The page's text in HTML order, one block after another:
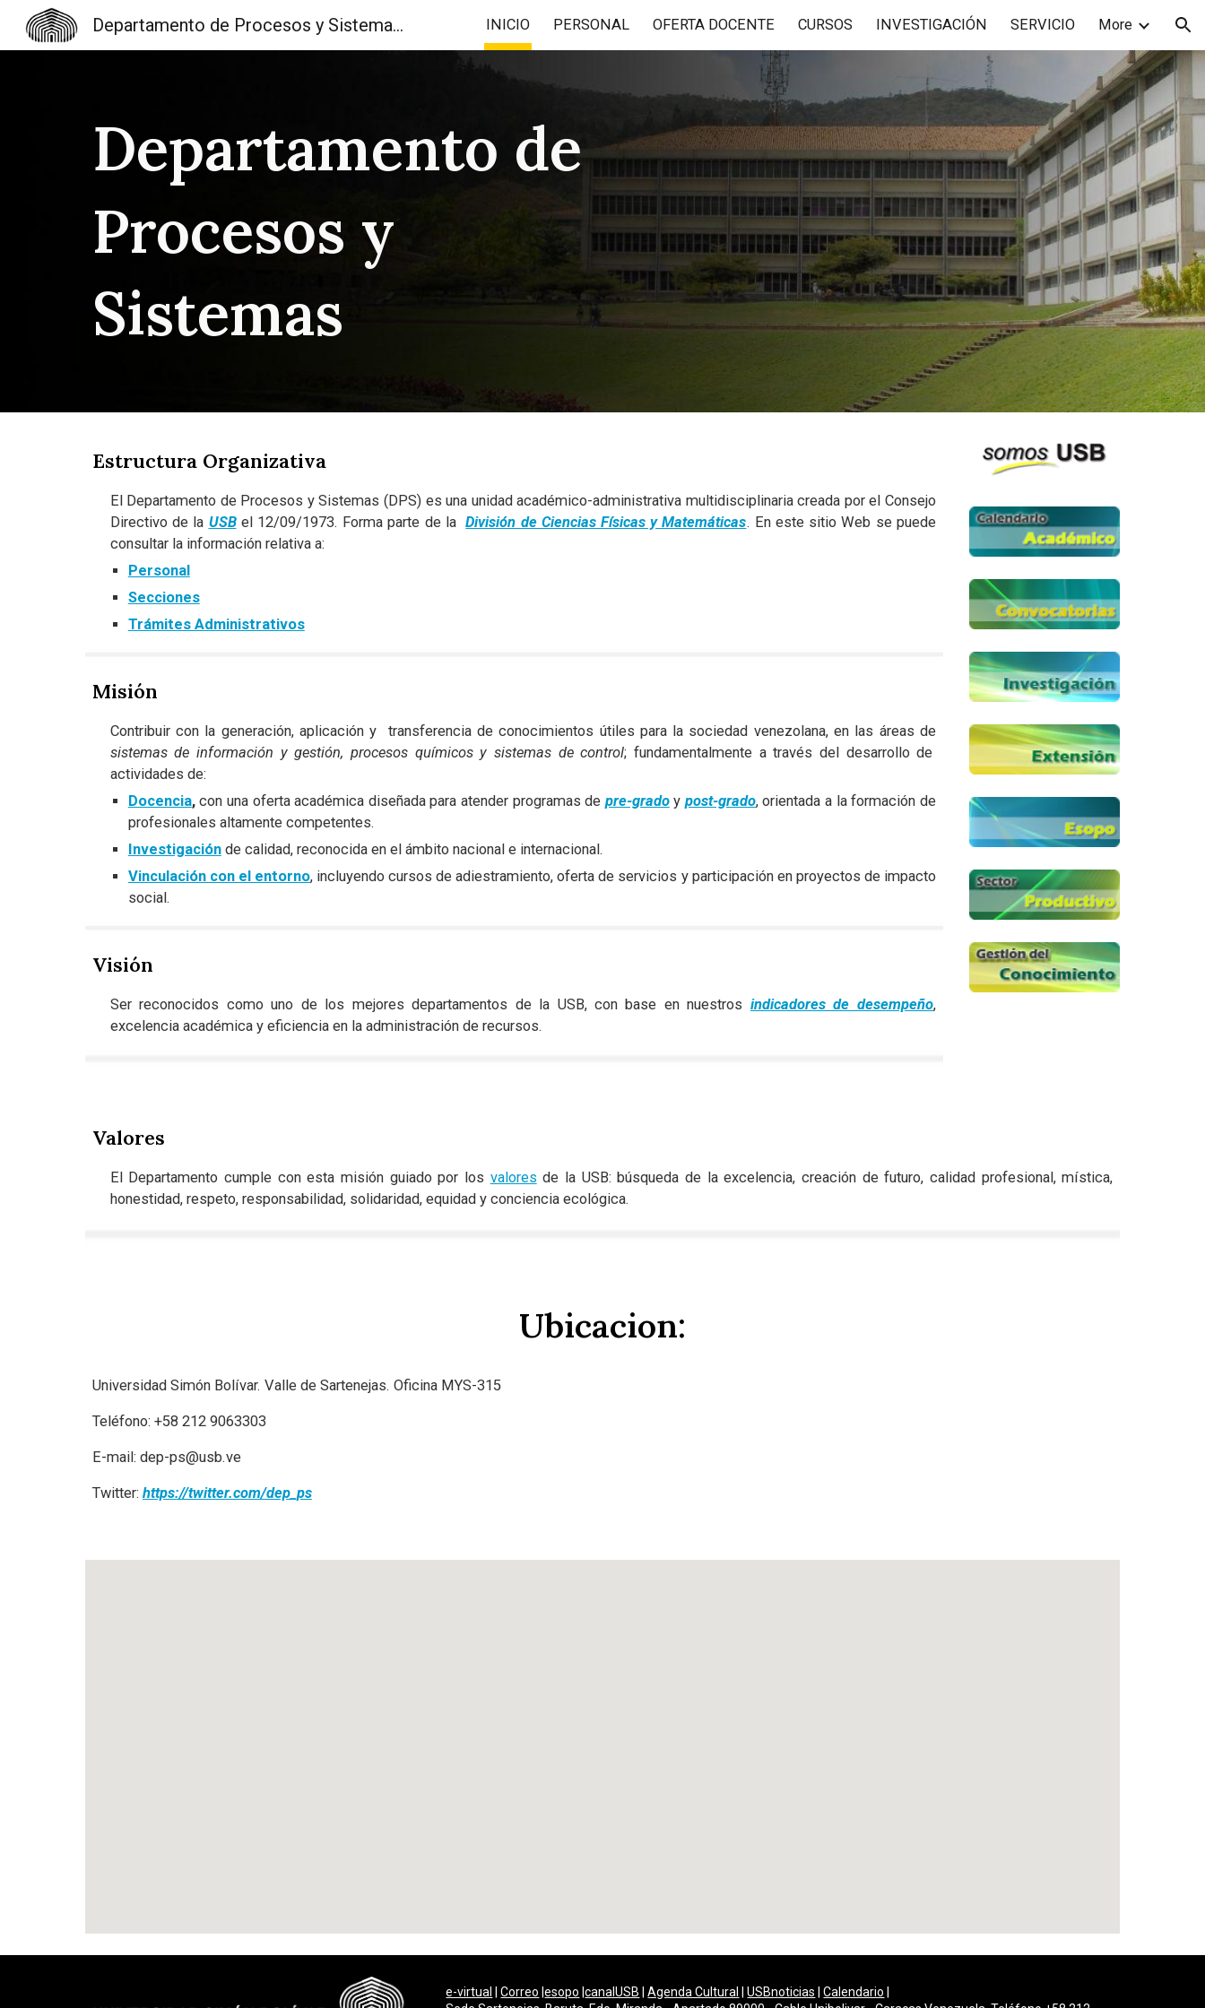
Skip to main content Skip to navigation
Departamento de Procesos y Sistemas (DPS) INICIO PERSONAL OFERTA DOCENTE CURSOS INVESTIGACIÓN SERVICIO More
Departamento de
Procesos y
Sistemas
Estructura Organizativa
El Departamento de Procesos y Sistemas (DPS) es una unidad académico-administrativa multidisciplinaria creada por el Consejo
Directivo de la USBel 12/09/1973. Forma parte de laDivisión de Ciencias Físicas y Matemáticas. En este sitio Web se puede
consultar la información relativa a:
Personal
Secciones
Trámites Administrativos
Misión
Contribuir con la generación, aplicación y transferencia de conocimientos útiles para la sociedad venezolana, en las áreas de
sistemas de información y gestión, procesos químicos y sistemas de control; fundamentalmente a través del desarrollo de
actividades de:
Docencia,con una oferta académica diseñada para atender programas de pre-gradoy post-grado, orientada a la formación de
profesionales altamente competentes.
Investigaciónde calidad, reconocida en el ámbito nacional e internacional.
Vinculación con el entorno, incluyendo cursos de adiestramiento, oferta de servicios y participación en proyectos de impacto
social.
Visión
Ser reconocidos como uno de los mejores departamentos de la USB, con base en nuestros indicadores de desempeño,
excelencia académica y eficiencia en la administración de recursos.
Valores
El Departamento cumple con esta misión guiado por los valores de la USB: búsqueda de la excelencia, creación de futuro, calidad profesional, mística,
honestidad, respeto, responsabilidad, solidaridad, equidad y conciencia ecológica.
Ubicacion:
Universidad Simón Bolívar. Valle de Sartenejas. Oficina MYS-315
Teléfono: +58 212 9063303
E-mail: dep-ps@usb.ve
Twitter: https://twitter.com/dep_ps
e-virtual |Correo |esopo |canalUSB |Agenda Cultural |USBnoticias |Calendario